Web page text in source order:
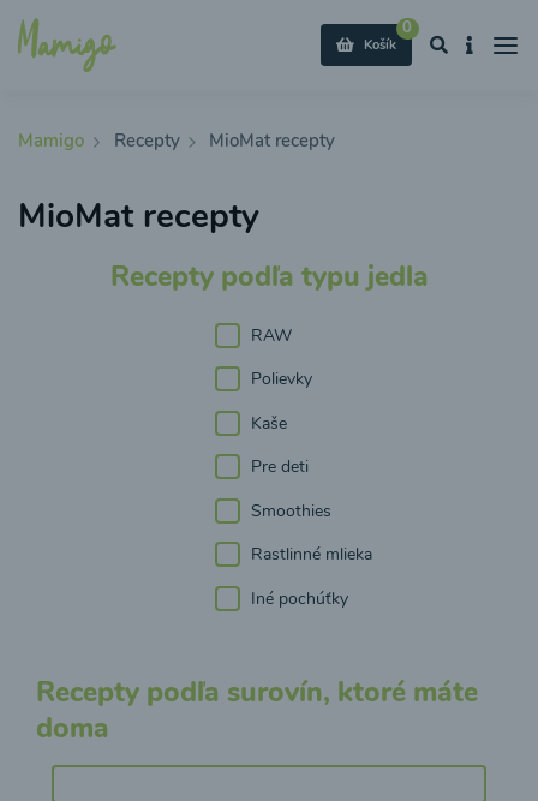
0
Košík
Mamigo Recepty MioMat recepty
MioMat recepty
Recepty podľa typu jedla
RAW
Polievky
Kaše
Pre deti
Smoothies
Rastlinné mlieka
Iné pochúťky
Recepty podľa surovín, ktoré máte
doma